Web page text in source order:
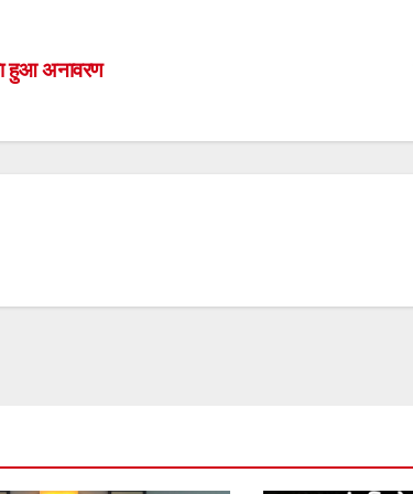
हुआ अनावरण